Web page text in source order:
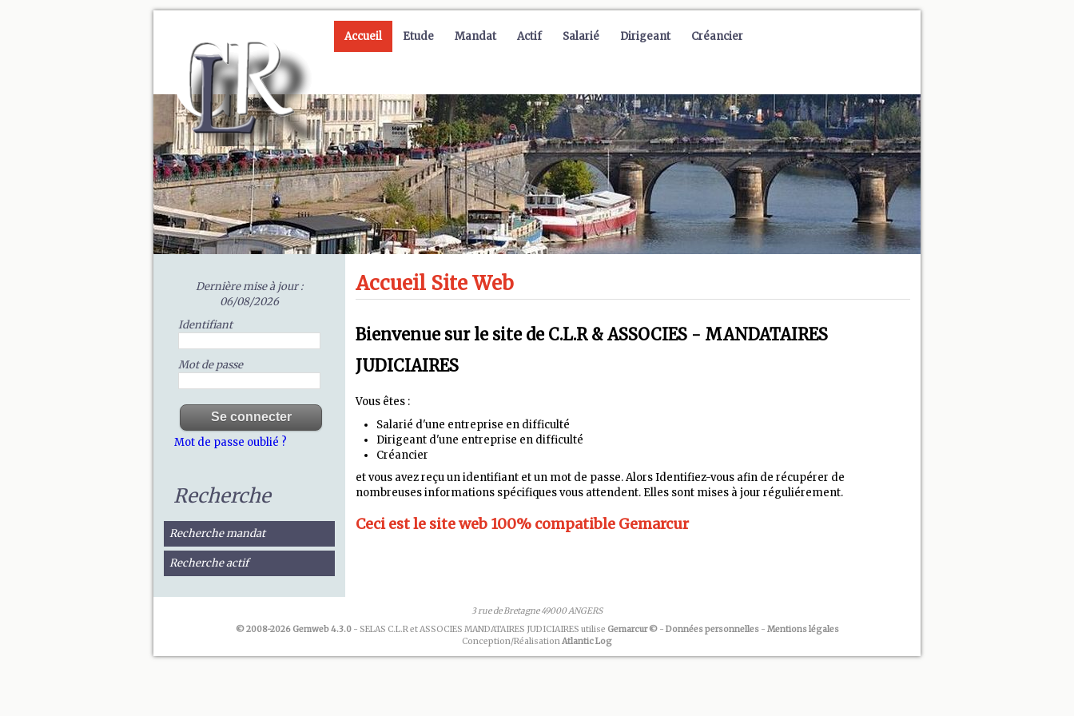
Accueil Etude Mandat Actif Salarié Dirigeant Créancier
Dernière mise à jour :
06/08/2026
Identifiant
Mot de passe
Mot de passe oublié ?
Recherche
Recherche mandat
Recherche actif
Accueil Site Web
Bienvenue sur le site de C.L.R & ASSOCIES - MANDATAIRES
JUDICIAIRES
Vous êtes :
Salarié d'une entreprise en difficulté
Dirigeant d'une entreprise en difficulté
Créancier
et vous avez reçu un identifiant et un mot de passe. Alors Identifiez-vous afin de récupérer de
nombreuses informations spécifiques vous attendent. Elles sont mises à jour réguliérement.
Ceci est le site web 100% compatible Gemarcur
3 rue de Bretagne 49000 ANGERS
© 2008-2026 Gemweb 4.3.0- SELAS C.L.R et ASSOCIES MANDATAIRES JUDICIAIRES utilise Gemarcur ©- Données personnelles- Mentions légales
Conception/RéalisationAtlantic Log